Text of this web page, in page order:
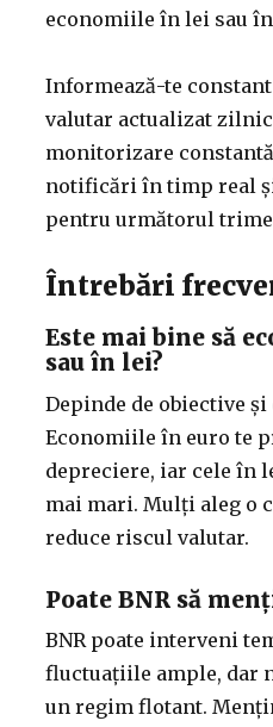
economiile în lei sau
Informează-te
valutar actualizat
monitorizare
notificări în timp real
pentru următorul
Întrebări
Este mai bine să
sau în lei?
Depinde de obiective
Economiile în euro te
depreciere, iar cele în
mai mari. Mulți aleg o
reduce riscul valutar.
Poate BNR să
BNR poate interveni
fluctuațiile ample, dar
un regim flotant.